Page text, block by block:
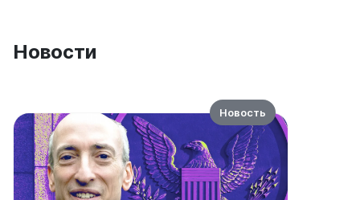
Новости
Новость